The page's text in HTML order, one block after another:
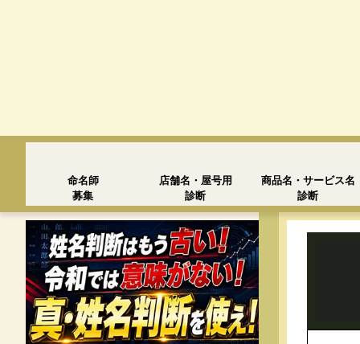
命名師
募集
店舗名・屋号用
診断
商品名・サービス名
診断